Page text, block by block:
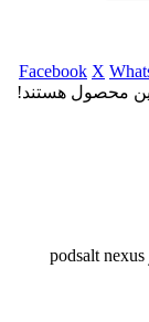
Facebook X
محصول هستند!